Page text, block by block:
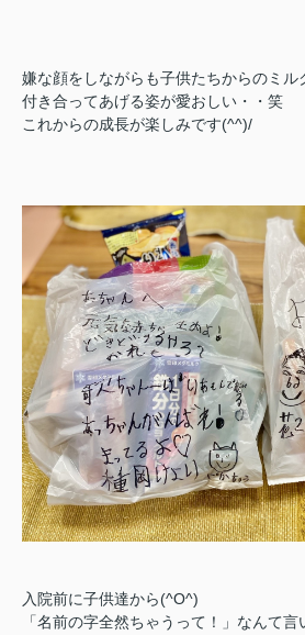
嫌な顔をしながらも子供たちからのミル
付き合ってあげる姿が愛おしい・・笑
これからの成長が楽しみです(^^)/
入院前に子供達から(^O^)
「名前の字全然ちゃうって！」なんて言